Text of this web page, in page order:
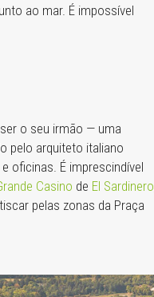
ao mar. É impossível
o seu irmão — uma
pelo arquiteto italiano
oficinas. É imprescindível
Casino de El Sardinero
pelas zonas da Praça